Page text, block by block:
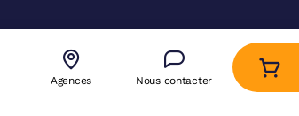
Agences Nous contacter